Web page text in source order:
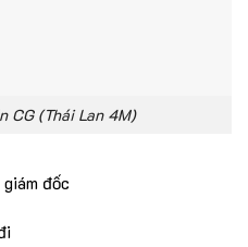
CG (Thái Lan 4M)
đốc